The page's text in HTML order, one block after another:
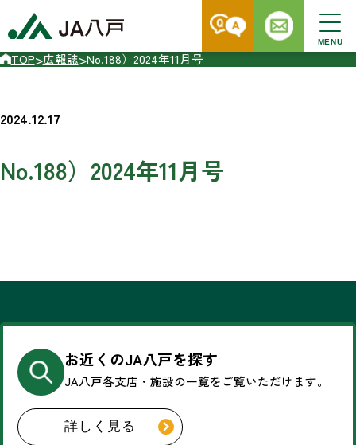
MENU
TOP>広報誌>No.188）2024年11月号
2024.12.17
No.188）2024年11月号
お近くのJA八戸を探す
JA八戸各支店・施設の一覧をご覧いただけます。
詳しく見る